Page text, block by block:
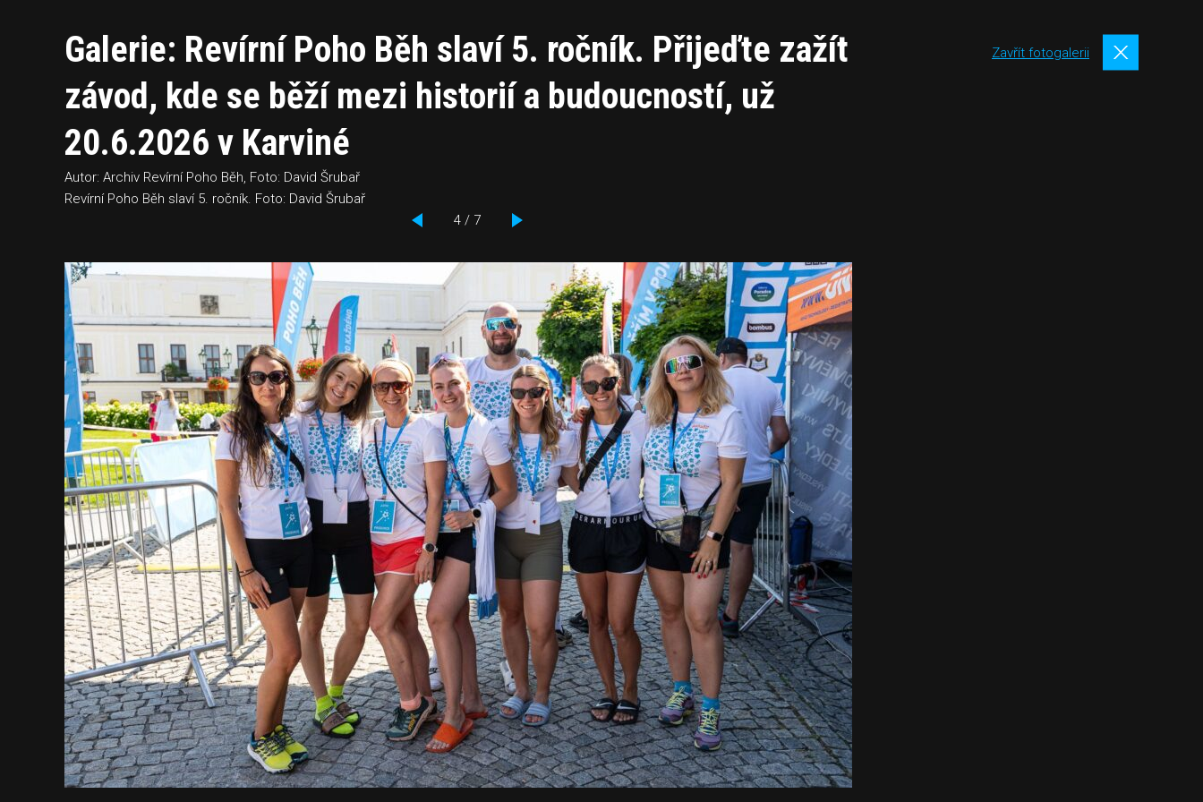
Galerie: Revírní Poho Běh slaví 5. ročník. Přijeďte zažít
závod, kde se běží mezi historií a budoucností, už
20.6.2026 v Karviné
Autor: Archiv Revírní Poho Běh, Foto: David Šrubař
Revírní Poho Běh slaví 5. ročník. Foto: David Šrubař
4 / 7
Zavřít fotogalerii